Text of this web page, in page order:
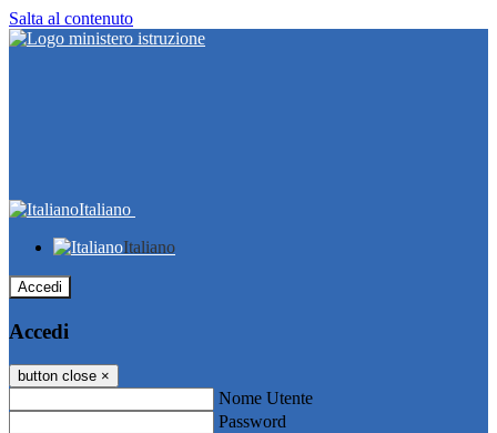
Salta al contenuto
Italiano
Italiano
Accedi
Accedi
button close ×
Nome Utente
Password